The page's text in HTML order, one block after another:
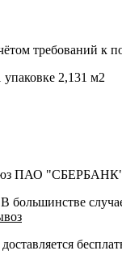
требований к
2,131 м2
шлюз ПАО